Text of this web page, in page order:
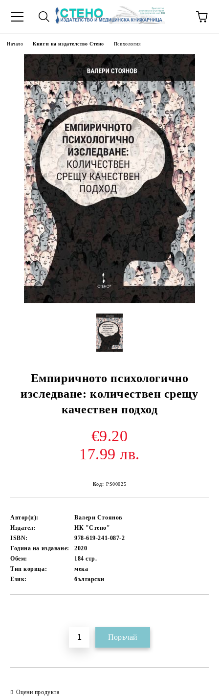
Начало Книги на издателство Стено Психология
Емпиричното психологично
изследване: количествен срещу
качествен подход
€9.20
17.99 лв.
Код: PS00025
Автор(и):
Валери Стоянов
Издател:
ИК "Стено"
ISBN:
978-619-241-087-2
Година на издаване:
2020
Обем:
184стр.
Тип корица:
мека
Език:
български
Оцени продукта